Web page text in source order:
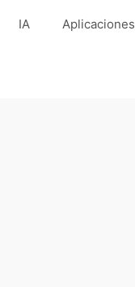
IA Aplicaciones